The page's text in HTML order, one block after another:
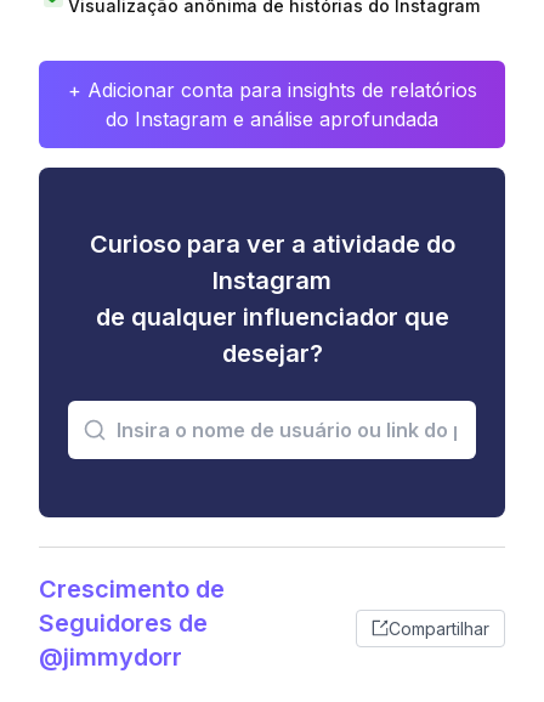
Visualização anônima de histórias do Instagram
+ Adicionar conta para insights de relatórios
do Instagram e análise aprofundada
Curioso para ver a atividade do
Instagram
de qualquer influenciador que
desejar?
Crescimento de
Seguidores de
@jimmydorr
Compartilhar